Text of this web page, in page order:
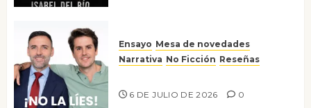
Ensayo Mesa de novedades
Narrativa No Ficción Reseñas
6 DE JULIO DE 2026 0